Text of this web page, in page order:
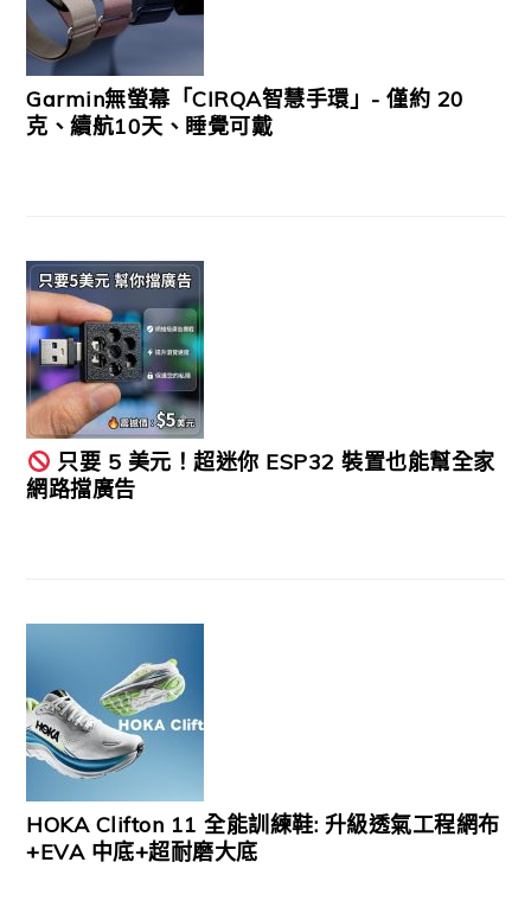
Garmin無螢幕「CIRQA智慧手環」- 僅約 20
克、續航10天、睡覺可戴
只要 5 美元！超迷你 ESP32 裝置也能幫全家
網路擋廣告
HOKA Clifton 11 全能訓練鞋: 升級透氣工程網布
+EVA 中底+超耐磨大底